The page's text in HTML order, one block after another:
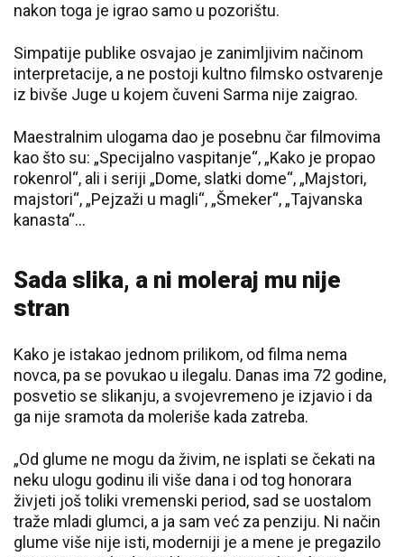
nakon toga je igrao samo u pozorištu.
Simpatije publike osvajao je zanimljivim načinom
interpretacije, a ne postoji kultno filmsko ostvarenje
iz bivše Juge u kojem čuveni Sarma nije zaigrao.
Maestralnim ulogama dao je posebnu čar filmovima
kao što su: „Specijalno vaspitanje“, „Kako je propao
rokenrol“, ali i seriji „Dome, slatki dome“, „Majstori,
majstori“, „Pejzaži u magli“, „Šmeker“, „Tajvanska
kanasta“...
Sada slika, a ni moleraj mu nije
stran
Kako je istakao jednom prilikom, od filma nema
novca, pa se povukao u ilegalu. Danas ima 72 godine,
posvetio se slikanju, a svojevremeno je izjavio i da
ga nije sramota da moleriše kada zatreba.
„Od glume ne mogu da živim, ne isplati se čekati na
neku ulogu godinu ili više dana i od tog honorara
živjeti još toliki vremenski period, sad se uostalom
traže mladi glumci, a ja sam već za penziju. Ni način
glume više nije isti, moderniji je a mene je pregazilo